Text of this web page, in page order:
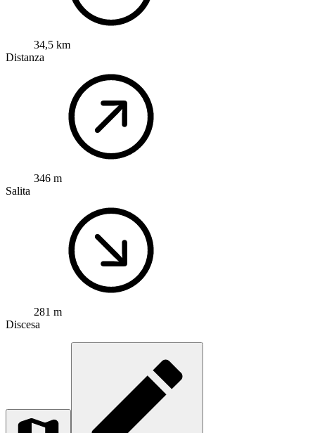
34,5 km
Distanza
346 m
Salita
281 m
Discesa